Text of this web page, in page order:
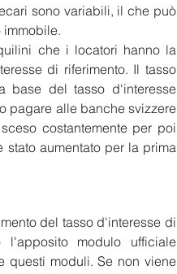
sono variabili, il che può
che i locatori hanno la
di riferimento. Il tasso
base del tasso d'interesse
pagare alle banche svizzere
costantemente per poi
stato aumentato per la prima
del tasso d'interesse di
l'apposito modulo ufficiale
questi moduli. Se non viene